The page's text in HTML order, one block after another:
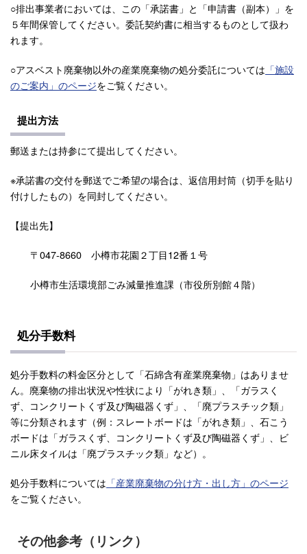
○排出事業者においては、この「承諾書」と「申請書（副本）」を
５年間保管してください。委託契約書に相当するものとして扱わ
れます。
○アスベスト廃棄物以外の産業廃棄物の処分委託については 「施設
のご案内」のページをご覧ください。
提出方法
郵送または持参にて提出してください。
※承諾書の交付を郵送でご希望の場合は、返信用封筒（切手を貼り
付けしたもの）を同封してください。
【提出先】
〒047-8660 小樽市花園２丁目12番１号
小樽市生活環境部ごみ減量推進課（市役所別館４階）
処分手数料
処分手数料の料金区分として「石綿含有産業廃棄物」はありませ
ん。廃棄物の排出状況や性状により「がれき類」、「ガラスく
ず、コンクリートくず及び陶磁器くず」、「廃プラスチック類」
等に分類されます（例：スレートボードは「がれき類」、石こう
ボードは「ガラスくず、コンクリートくず及び陶磁器くず」、ビ
ニル床タイルは「廃プラスチック類」など）。
処分手数料については 「産業廃棄物の分け方・出し方」のページ
をご覧ください。
その他参考（リンク）